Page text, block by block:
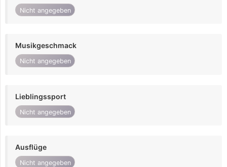
Nicht angegeben
Musikgeschmack
Nicht angegeben
Lieblingssport
Nicht angegeben
Ausflüge
Nicht angegeben